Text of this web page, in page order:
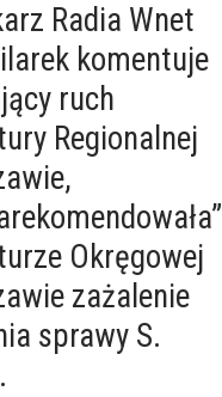
Radia Wnet
komentuje
ruch
Regionalnej
Okręgowej
zażalenie
sprawy S.